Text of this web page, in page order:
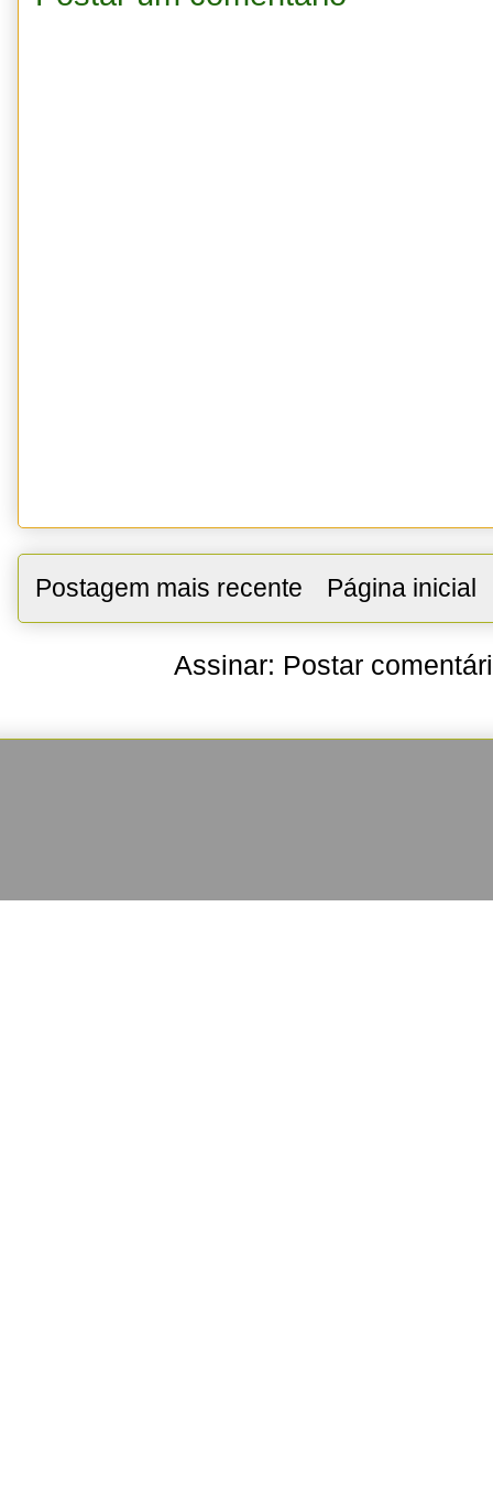
Postagem mais recente Página inicial
Assinar: Postar